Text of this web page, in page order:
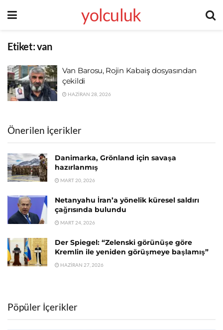
yolculuk
Etiket:van
Van Barosu, Rojin Kabaiş dosyasından
çekildi
HAZIRAN 28, 2026
Önerilen İçerikler
Danimarka, Grönland için savaşa
hazırlanmış
MART 20, 2026
Netanyahu İran’a yönelik küresel saldırı
çağrısında bulundu
MART 24, 2026
Der Spiegel: “Zelenski görünüşe göre
Kremlin ile yeniden görüşmeye başlamış”
HAZIRAN 27, 2026
Pöpüler İçerikler